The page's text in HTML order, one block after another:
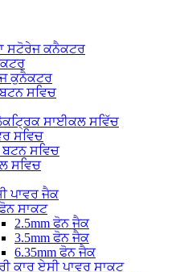
ਸਟੋਰੇਜ ਕਨੈਕਟਰ
ਕੁਨੈਕਟਰ
ਸਵਿਚ
ਸਾਈਕਲ ਸਵਿੱਚ
ਸਵਿਚ
ਸਵਿਚ
ਸਵਿਚ
ਪਾਵਰ ਜੈਕ
ਸਾਕਟ
2.5mm ਫੋਨ ਜੈਕ
3.5mm ਫੋਨ ਜੈਕ
6.35mm ਫੋਨ ਜੈਕ
ਕਾਰ ਏਸੀ ਪਾਵਰ ਸਾਕਟ